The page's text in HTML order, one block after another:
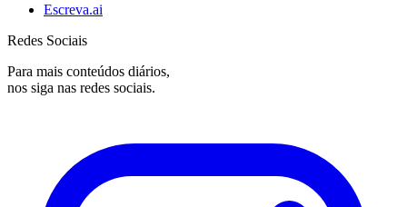
Escreva.ai
Redes Sociais
Para mais conteúdos diários,
nos siga nas redes sociais.